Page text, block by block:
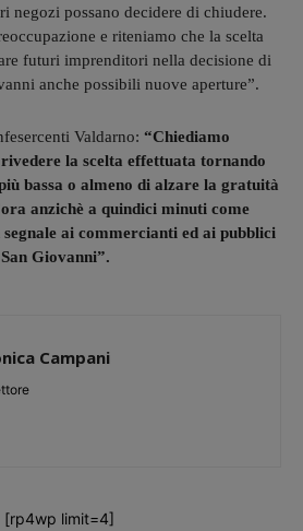
negozi possano decidere di chiudere.
e riteniamo che la scelta
futuri imprenditori nella decisione di
anche possibili nuove aperture”.
Valdarno: “Chiediamo
la scelta effettuata tornando
bassa o almeno di alzare la gratuità
anzichè a quindici minuti come
ai commercianti ed ai pubblici
Giovanni”.
Campani
[rp4wp limit=4]